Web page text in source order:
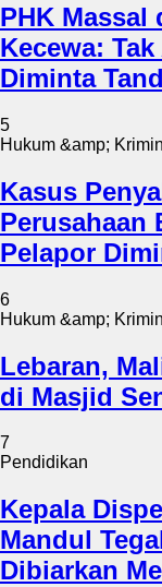
PHK Massal
Kecewa:
Diminta
5
Hukum &amp;
Kasus
Perusahaan
Pelapor
6
Hukum &amp;
Lebaran,
di Masjid
7
Pendidikan
Kepala
Mandul
Dibiarkan